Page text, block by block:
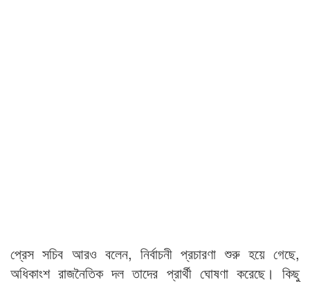
প্রেস সচিব আরও বলেন, নির্বাচনী প্রচারণা শুরু হয়ে গেছে,
অধিকাংশ রাজনৈতিক দল তাদের প্রার্থী ঘোষণা করেছে। কিছু